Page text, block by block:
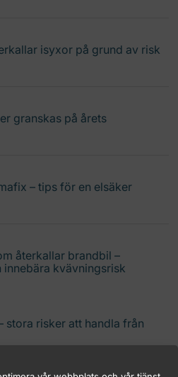
isyxor på grund av risk
granskas på årets
– tips för en elsäker
återkallar brandbil –
innebära kvävningsrisk
stora risker att handla från